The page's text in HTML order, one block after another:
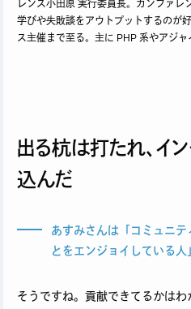
レンス小田原 実行委員長。カンファ
学びや失敗談をアウトプットするのが
ス主催まで至る。主に PHP 系やアジャ
出る杭は打たれ、イ
込んだ
あすみさんは「コミュニ
とをエンジョイしている
そうですね。貢献できてるかは